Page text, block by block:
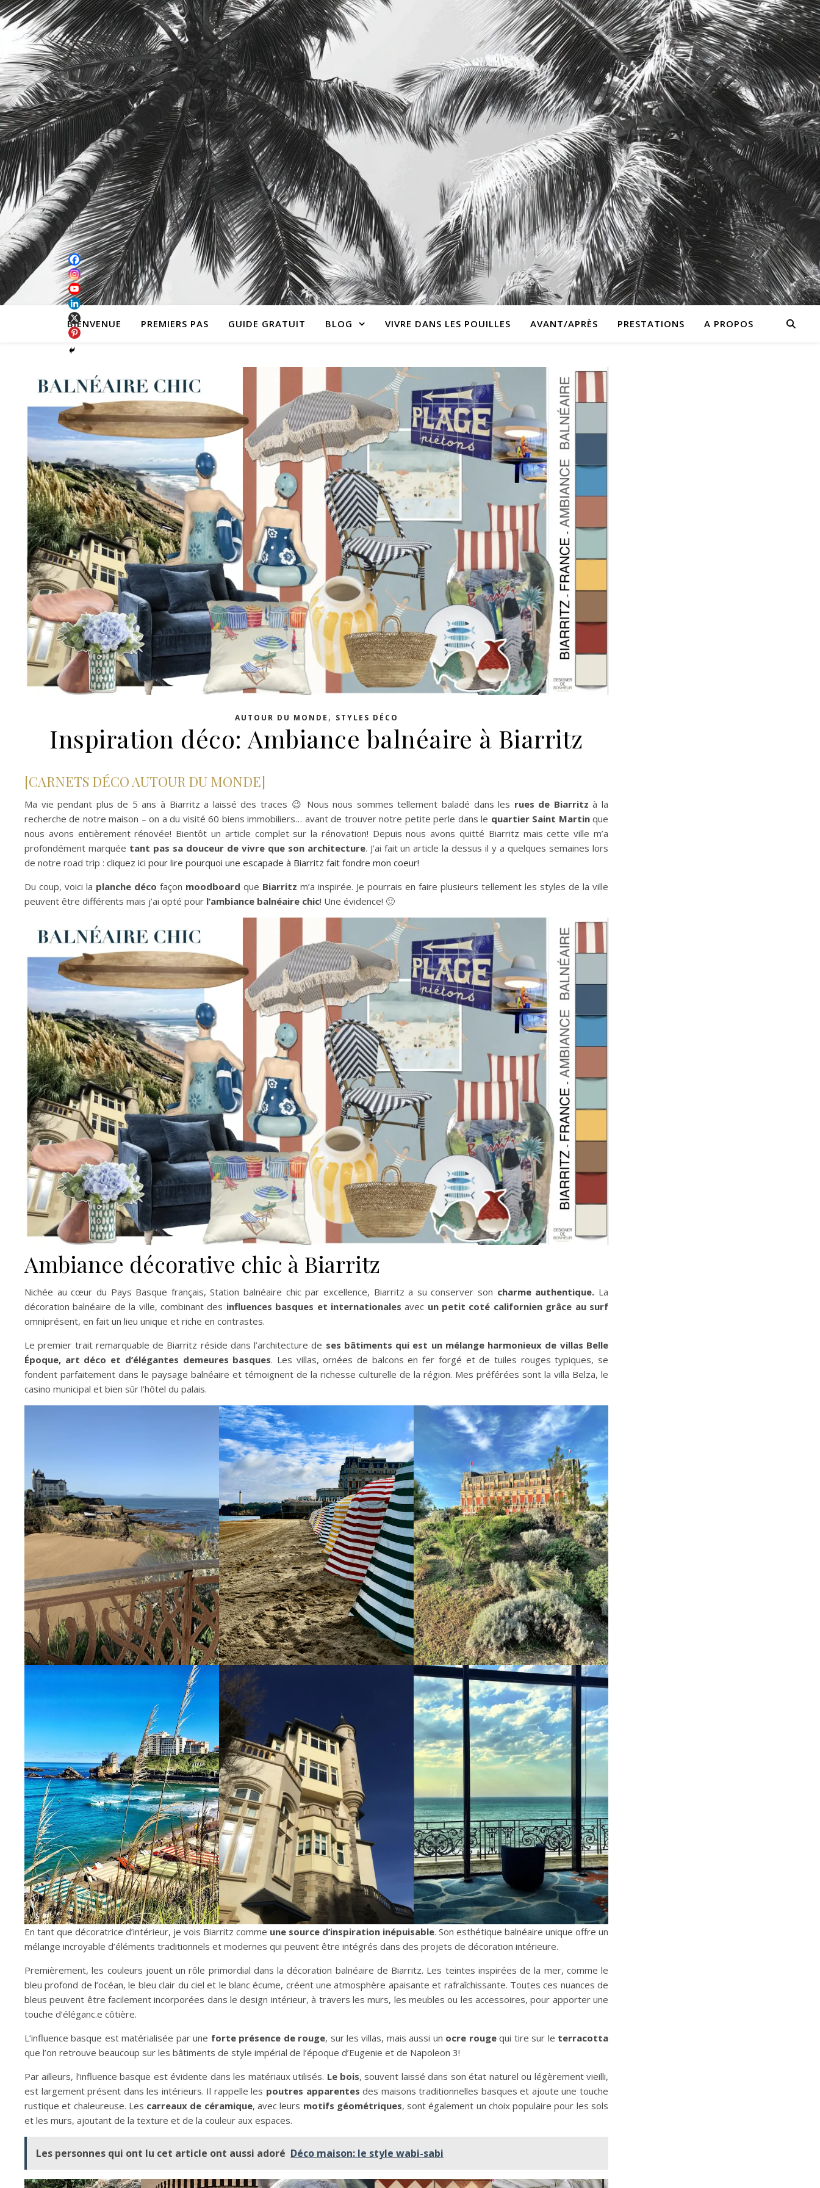
BIENVENUE PREMIERS PAS GUIDE GRATUIT BLOG VIVRE DANS LES POUILLES AVANT/APRÈS PRESTATIONS A PROPOS
AUTOUR DU MONDE , STYLES DÉCO
Inspiration déco: Ambiance balnéaire à Biarritz
[CARNETS DÉCO AUTOUR DU MONDE]
Ma vie pendant plus de 5 ans à Biarritz a laissé des traces 😉 Nous nous sommes tellement baladé dans les rues de Biarritz à la
recherche de notre maison – on a du visité 60 biens immobiliers… avant de trouver notre petite perle dans le quartier Saint Martinque
nous avons entièrement rénovée! Bientôt un article complet sur la rénovation! Depuis nous avons quitté Biarritz mais cette ville m’a
profondément marquée tant pas sa douceur de vivre que son architecture. J’ai fait un article la dessus il y a quelques semaines lors
de notre road trip : cliquez ici pour lire pourquoi une escapade à Biarritz fait fondre mon coeur!
Du coup, voici la planche déco façon moodboard que Biarritz m’a inspirée. Je pourrais en faire plusieurs tellement les styles de la ville
peuvent être différents mais j’ai opté pour l’ambiance balnéaire chic! Une évidence! 🙂
Ambiance décorative chic à Biarritz
Nichée au cœur du Pays Basque français, Station balnéaire chic par excellence, Biarritz a su conserver son charme authentique. La
décoration balnéaire de la ville, combinant des influences basques et internationales avec un petit coté californien grâce au surf
omniprésent, en fait un lieu unique et riche en contrastes.
Le premier trait remarquable de Biarritz réside dans l’architecture de ses bâtiments qui est un mélange harmonieux de villas Belle
Époque, art déco et d’élégantes demeures basques. Les villas, ornées de balcons en fer forgé et de tuiles rouges typiques, se
fondent parfaitement dans le paysage balnéaire et témoignent de la richesse culturelle de la région. Mes préférées sont la villa Belza, le
casino municipal et bien sûr l’hôtel du palais.
En tant que décoratrice d’intérieur, je vois Biarritz comme une source d’inspiration inépuisable. Son esthétique balnéaire unique offre un
mélange incroyable d’éléments traditionnels et modernes qui peuvent être intégrés dans des projets de décoration intérieure.
Premièrement, les couleurs jouent un rôle primordial dans la décoration balnéaire de Biarritz. Les teintes inspirées de la mer, comme le
bleu profond de l’océan, le bleu clair du ciel et le blanc écume, créent une atmosphère apaisante et rafraîchissante. Toutes ces nuances de
bleus peuvent être facilement incorporées dans le design intérieur, à travers les murs, les meubles ou les accessoires, pour apporter une
touche d’éléganc.e côtière.
L’influence basque est matérialisée par une forte présence de rouge, sur les villas, mais aussi un ocre rougequi tire sur le terracotta
que l’on retrouve beaucoup sur les bâtiments de style impérial de l’époque d’Eugenie et de Napoleon 3!
Par ailleurs, l’influence basque est évidente dans les matériaux utilisés. Le bois, souvent laissé dans son état naturel ou légèrement vieilli,
est largement présent dans les intérieurs. Il rappelle les poutres apparentes des maisons traditionnelles basques et ajoute une touche
rustique et chaleureuse. Les carreaux de céramique, avec leurs motifs géométriques, sont également un choix populaire pour les sols
et les murs, ajoutant de la texture et de la couleur aux espaces.
Les personnes qui ont lu cet article ont aussi adoré Déco maison: le style wabi-sabi